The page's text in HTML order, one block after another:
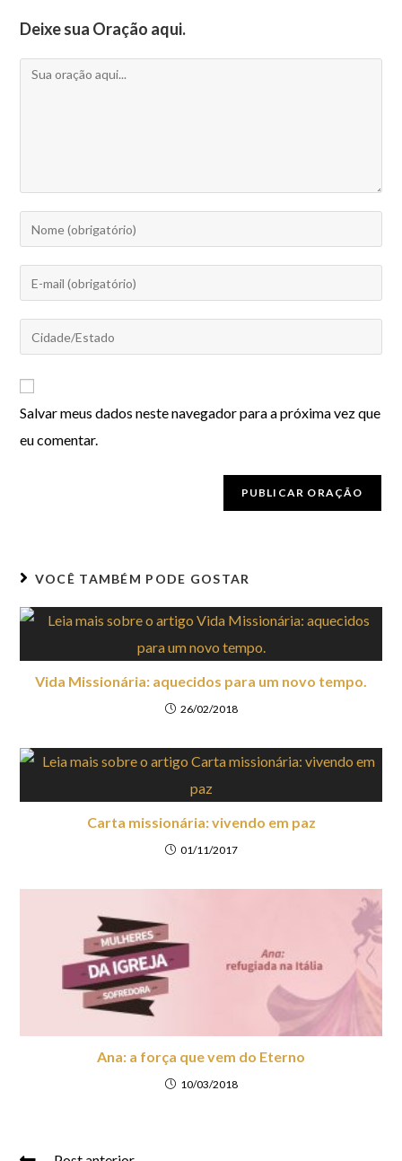
Deixe sua Oração aqui.
Salvar meus dados neste navegador para a próxima vez que
eu comentar.
VOCÊ TAMBÉM PODE GOSTAR
Vida Missionária: aquecidos para um novo tempo.
26/02/2018
Carta missionária: vivendo em paz
01/11/2017
Ana: a força que vem do Eterno
10/03/2018